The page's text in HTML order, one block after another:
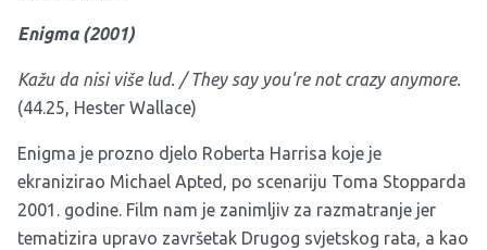
Enigma (2001)
Kažu da nisi više lud. /They say you're not crazy anymore.
(44.25, Hester Wallace)
Enigma je prozno djelo Roberta Harrisa koje je
ekranizirao Michael Apted, po scenariju Toma Stopparda
2001. godine. Film nam je zanimljiv za razmatranje jer
tematizira upravo završetak Drugog svjetskog rata, a kao